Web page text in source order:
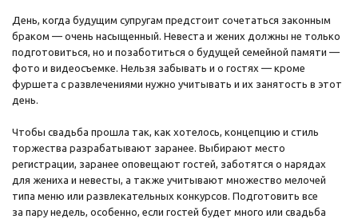
День, когда будущим супругам предстоит сочетаться законным
браком — очень насыщенный. Невеста и жених должны не только
подготовиться, но и позаботиться о будущей семейной памяти —
фото и видеосъемке. Нельзя забывать и о гостях — кроме
фуршета с развлечениями нужно учитывать и их занятость в этот
день.
Чтобы свадьба прошла так, как хотелось, концепцию и стиль
торжества разрабатывают заранее. Выбирают место
регистрации, заранее оповещают гостей, заботятся о нарядах
для жениха и невесты, а также учитывают множество мелочей
типа меню или развлекательных конкурсов. Подготовить все
за пару недель, особенно, если гостей будет много или свадьба